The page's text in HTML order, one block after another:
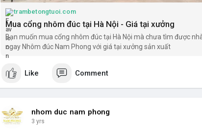
trambetongtuoi.com
Mua cổng nhôm đúc tại Hà Nội - Giá tại xưởng
Bạn muốn mua cổng nhôm đúc tại Hà Nội mà chưa tìm được
ngay Nhôm đúc Nam Phong với giá tại xưởng sản xuất
Like Comment
nhom duc nam phong
3 yrs